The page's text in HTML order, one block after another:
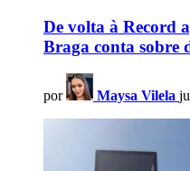
De volta à Record
Braga conta sobre
por Maysa Vilela